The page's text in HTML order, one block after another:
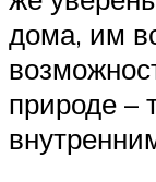
дома, им
природе –